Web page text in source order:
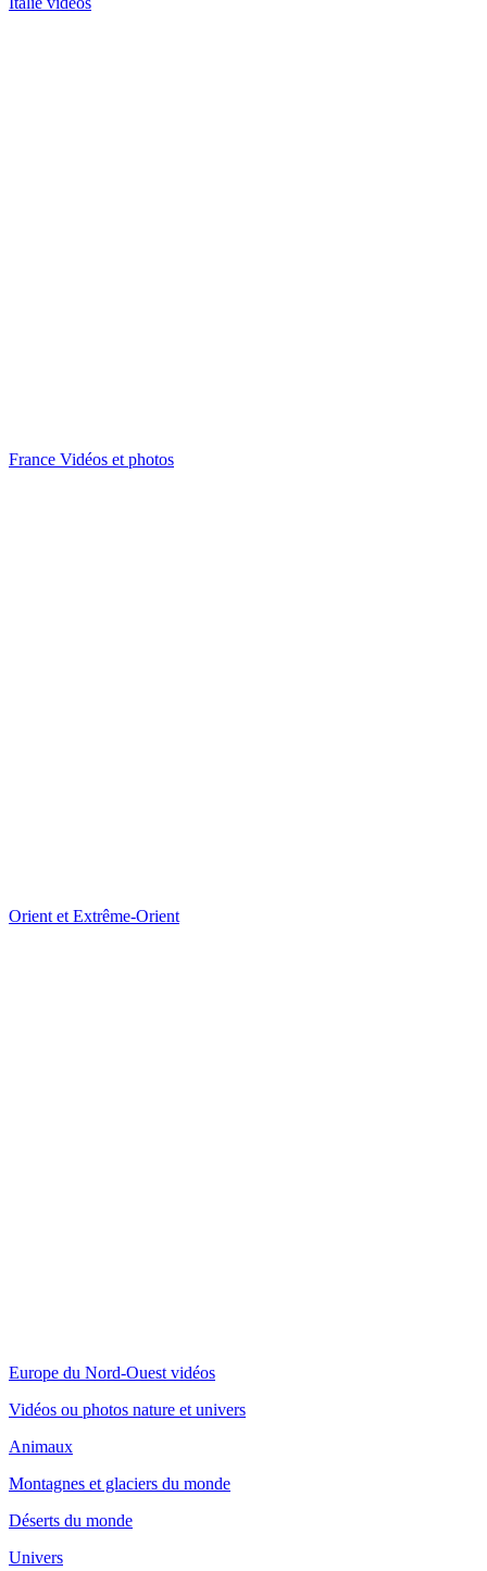
France Vidéos et photos
Orient et Extrême-Orient
Europe du Nord-Ouest vidéos
Vidéos ou photos nature et univers
Animaux
Montagnes et glaciers du monde
Déserts du monde
Univers